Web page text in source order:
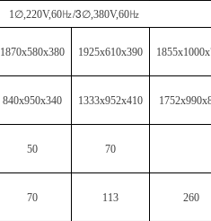
1 ∅,220V,60㎐/3∅,380V,60㎐
1870x580x380 1925x610x390
840x950x340 1333x952x410
50 70
70 113 260